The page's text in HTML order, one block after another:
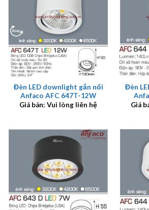
Đèn LED downlight gắn nổi
Anfaco AFC 647T-12W
Giá bán: Vui lòng liên hệ
Đèn
Giá